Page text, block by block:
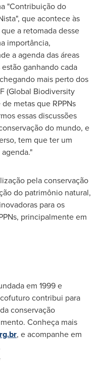
"Contribuição do
que acontece às
a retomada desse
importância,
a agenda das áreas
ganhando cada
mais perto dos
(Global Biodiversity
metas que RPPNs
essas discussões
do mundo, e
tem que ter um
pela conservação
do patrimônio natural,
para os
principalmente em
em 1999 e
contribui para
conservação
Conheça mais
, e acompanhe em